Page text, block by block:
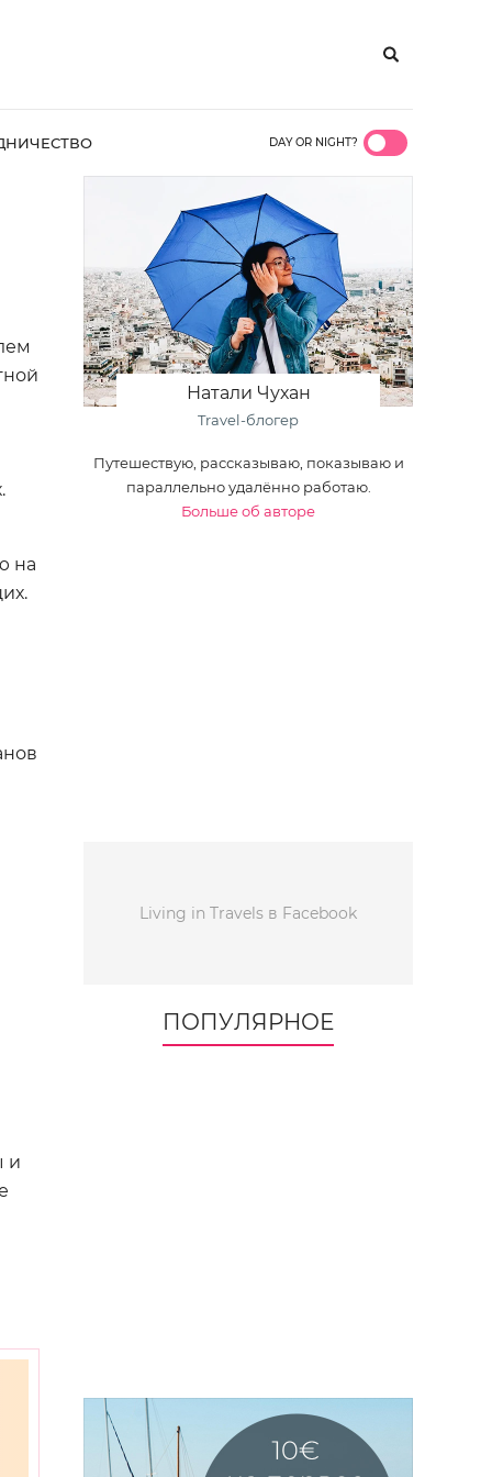
DAY OR NIGHT?
на
и
Натали Чухан
Travel-блогер
Путешествую, рассказываю, показываю и
параллельно удалённо работаю.
Больше об авторе
Living in Travels в Facebook
ПОПУЛЯРНОЕ